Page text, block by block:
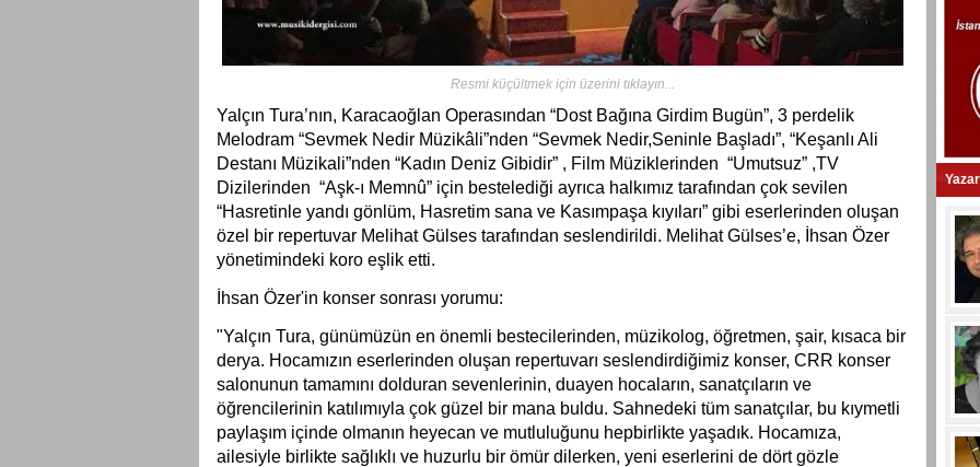
Resmi küçültmek için üzerini tıklayın...
Yalçın Tura’nın, Karacaoğlan Operasından “Dost Bağına Girdim Bugün”, 3 perdelik
Melodram “Sevmek Nedir Müzikâli”nden “Sevmek Nedir,Seninle Başladı”, “Keşanlı Ali
Destanı Müzikali”nden “Kadın Deniz Gibidir” , Film Müziklerinden “Umutsuz” ,TV
Dizilerinden “Aşk-ı Memnû” için bestelediği ayrıca halkımız tarafından çok sevilen
“Hasretinle yandı gönlüm, Hasretim sana ve Kasımpaşa kıyıları” gibi eserlerinden oluşan
özel bir repertuvar Melihat Gülses tarafından seslendirildi. Melihat Gülses’e, İhsan Özer
yönetimindeki koro eşlik etti.
İhsan Özer'in konser sonrası yorumu:
"Yalçın Tura, günümüzün en önemli bestecilerinden, müzikolog, öğretmen, şair, kısaca bir
derya. Hocamızın eserlerinden oluşan repertuvarı seslendirdiğimiz konser, CRR konser
salonunun tamamını dolduran sevenlerinin, duayen hocaların, sanatçıların ve
öğrencilerinin katılımıyla çok güzel bir mana buldu. Sahnedeki tüm sanatçılar, bu kıymetli
paylaşım içinde olmanın heyecan ve mutluluğunu hepbirlikte yaşadık. Hocamıza,
ailesiyle birlikte sağlıklı ve huzurlu bir ömür dilerken, yeni eserlerini de dört gözle